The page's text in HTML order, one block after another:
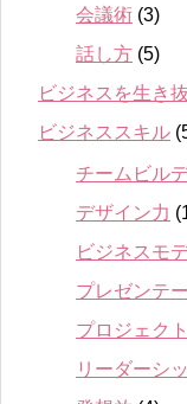
会議術 (3)
話し方 (5)
ビジネスを生き
ビジネススキル
チームビル
デザイン力
ビジネスモ
プレゼンテ
プロジェク
リーダーシ